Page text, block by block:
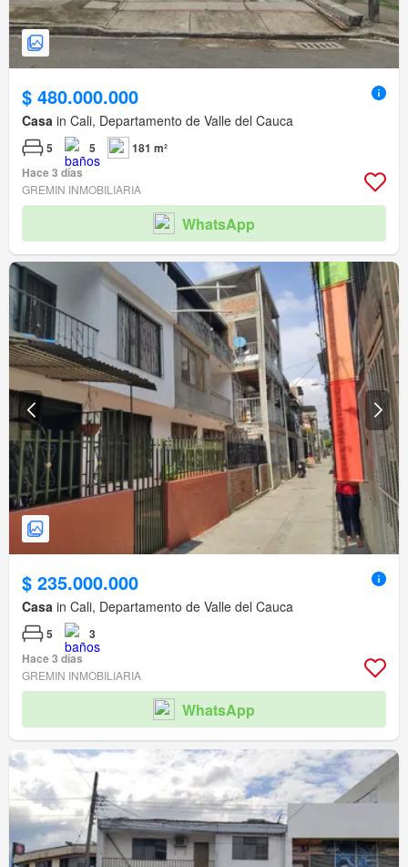
$ 480.000.000
Casa in Cali, Departamento de Valle del Cauca
5 5
181 m²
Hace 3 días
GREMIN INMOBILIARIA
WhatsApp
$ 235.000.000
Casa in Cali, Departamento de Valle del Cauca
5
3
Hace 3 días
GREMIN INMOBILIARIA
WhatsApp